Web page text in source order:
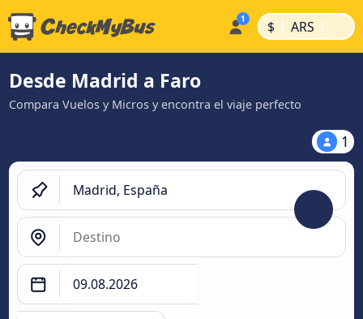
$ | ARS |
Desde Madrid a Faro
Compara Vuelos y Micros y encontra el viaje perfecto
1